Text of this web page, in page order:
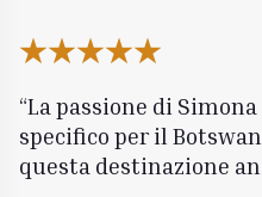
La passione di
specifico per il
questa destinazione